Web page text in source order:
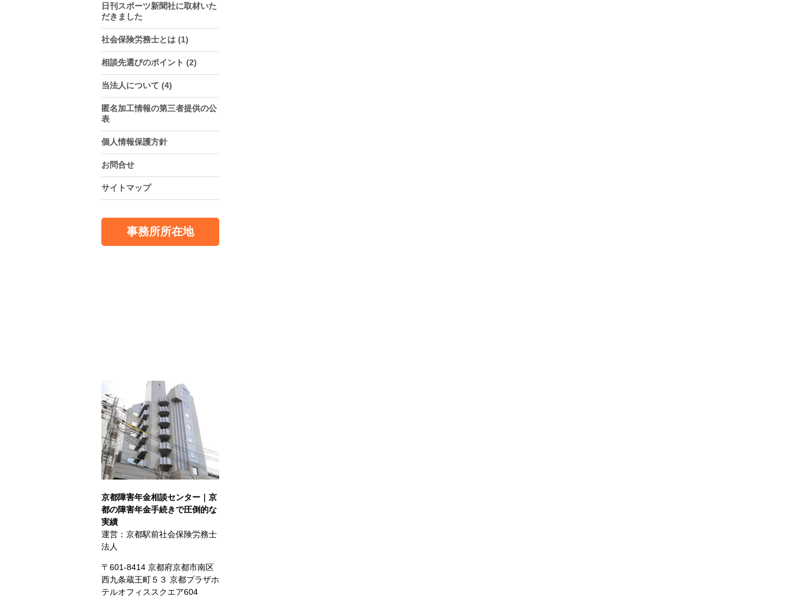
日刊スポーツ新聞社に取材いた
だきました
社会保険労務士とは (1)
相談先選びのポイント (2)
当法人について (4)
匿名加工情報の第三者提供の公
表
個人情報保護方針
お問合せ
サイトマップ
事務所所在地
京都障害年金相談センター｜京
都の障害年金手続きで圧倒的な
実績
運営：京都駅前社会保険労務士
法人
〒601-8414 京都府京都市南区
西九条蔵王町５３ 京都プラザホ
テルオフィススクエア604